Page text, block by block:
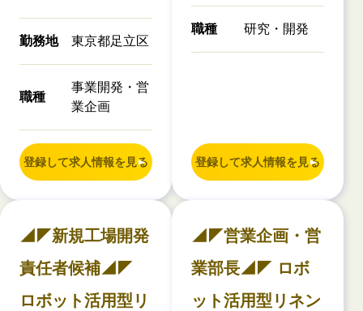
勤務地 東京都足立区
職種
事業開発・営
業企画
登録して求人情報を見る
職種 研究・開発
登録して求人情報を見る
◢◤新規工場開発
責任者候補◢◤
ロボット活用型リ
◢◤営業企画・営
業部長◢◤ ロボ
ット活用型リネン